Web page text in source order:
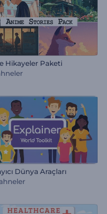
Hikayeler Paketi
Dünya Araçları